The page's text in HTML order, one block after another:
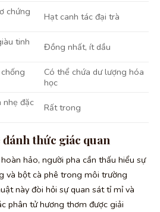
chứng
Hạt canh tác đại trà
tinh
Đồng nhất, ít dầu
Có thể chứa dư lượng hóa
học
nhẹ đặc
Rất trong
thức giác quan
hảo, người pha cần thấu hiểu sự
và bột cà phê trong môi trường
này đòi hỏi sự quan sát tỉ mỉ và
phân tử hương thơm được giải